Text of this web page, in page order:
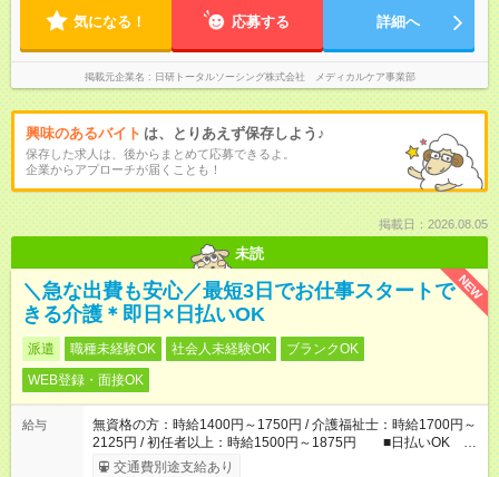
気になる！ 応募する 詳細へ
掲載元企業名 日研トータルソーシング株式会社 メディカルケア事業部
興味のあるバイト は、とりあえず保存しよう♪
保存した求人は、後からまとめて応募できるよ。
企業からアプローチが届くことも！
掲載日：2026.08.05
未読
NEW
＼急な出費も安心／最短3日でお仕事スタートで
きる介護＊即日×日払いOK
派遣 職種未経験OK 社会人未経験OK
ブランクOK
WEB登録・面接OK
給与
無資格の方：時給1400円～1750円 / 介護福祉士：時給1700円～
2125円 / 初任者以上：時給1500円～1875円 ■日払いOK ■
日収例：1万1200円（時給1400円×8h）
交通費別途支給あり